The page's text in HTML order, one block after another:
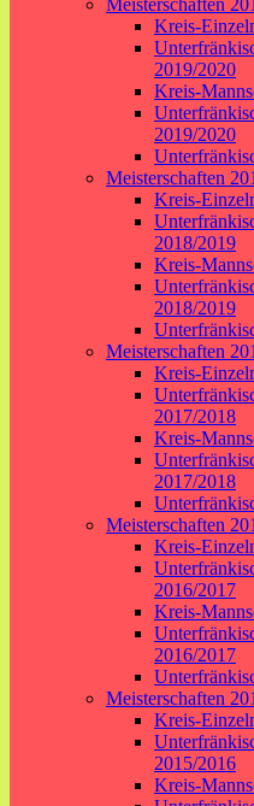
Meisterschaften
Kreis-
2019/2020
Kreis-
2019/2020
Meisterschaften
Kreis-
2018/2019
Kreis-
2018/2019
Meisterschaften
Kreis-
2017/2018
Kreis-
2017/2018
Meisterschaften
Kreis-
2016/2017
Kreis-
2016/2017
Meisterschaften
Kreis-
2015/2016
Kreis-